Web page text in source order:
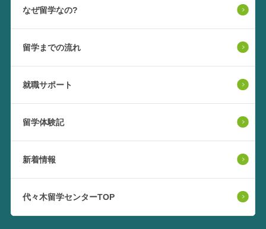
なぜ留学なの?
留学までの流れ
就職サポート
留学体験記
新着情報
代々木留学センターTOP